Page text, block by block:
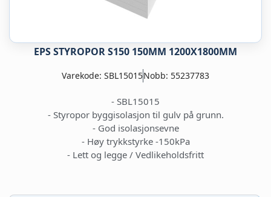
EPS STYROPOR S150 150MM 1200X1800MM
Varekode: SBL15015Nobb: 55237783
- SBL15015
- Styropor byggisolasjon til gulv på grunn.
- God isolasjonsevne
- Høy trykkstyrke -150kPa
- Lett og legge / Vedlikeholdsfritt